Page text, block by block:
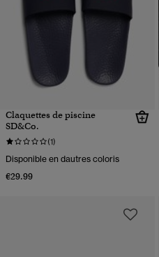
Claquettes de piscine
SD&Co.
(1)
Disponible en dautres coloris
€29.99